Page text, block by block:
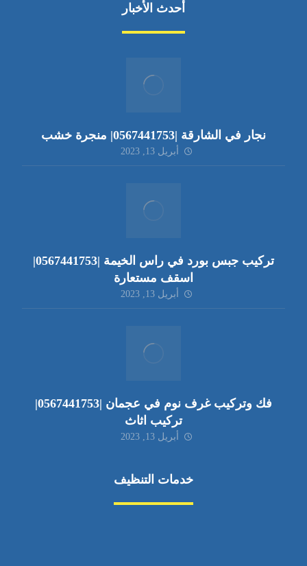
أحدث الأخبار
نجار في الشارقة |0567441753| منجرة خشب
أبريل 13, 2023
تركيب جبس بورد في راس الخيمة |0567441753|
اسقف مستعارة
أبريل 13, 2023
فك وتركيب غرف نوم في عجمان |0567441753|
تركيب اثاث
أبريل 13, 2023
خدمات التنظيف